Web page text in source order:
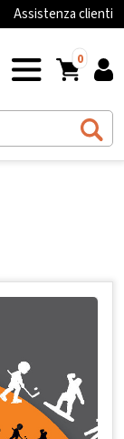
Assistenza clienti
0